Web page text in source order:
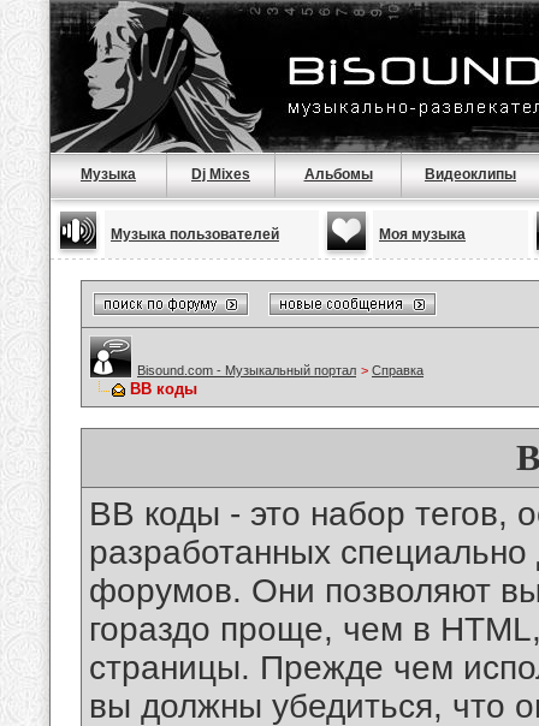
Музыка Dj Mixes Альбомы Видеоклипы
Музыка пользователей Моя музыка
Bisound.com - Музыкальный портал > Справка
BB коды
BB коды - это набор тегов,
разработанных
форумов. Они позволяют
гораздо проще, чем в
страницы. Прежде чем
вы должны убедиться, что